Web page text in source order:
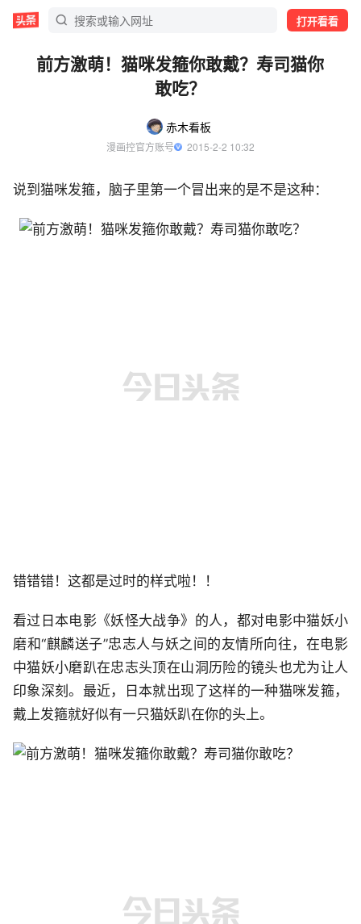
打开看看
前方激萌！猫咪发箍你敢戴？寿司猫你
敢吃？
赤木看板
漫画控官方账号
  2015-2-2 10:32
说到猫咪发箍，脑子里第一个冒出来的是不是这种：
错错错！这都是过时的样式啦！！
看过日本电影《妖怪大战争》的人，都对电影中猫妖小
磨和“麒麟送子”忠志人与妖之间的友情所向往，在电影
中猫妖小磨趴在忠志头顶在山洞历险的镜头也尤为让人
印象深刻。最近，日本就出现了这样的一种猫咪发箍，
戴上发箍就好似有一只猫妖趴在你的头上。